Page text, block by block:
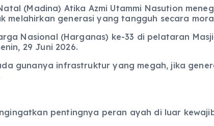
(Madina) Atika Azmi Utammi Nasution
generasi yang tangguh secara
Nasional (Harganas) ke-33 di pelataran
29 Juni 2026.
gunanya infrastruktur yang megah, jika
pentingnya peran ayah di luar